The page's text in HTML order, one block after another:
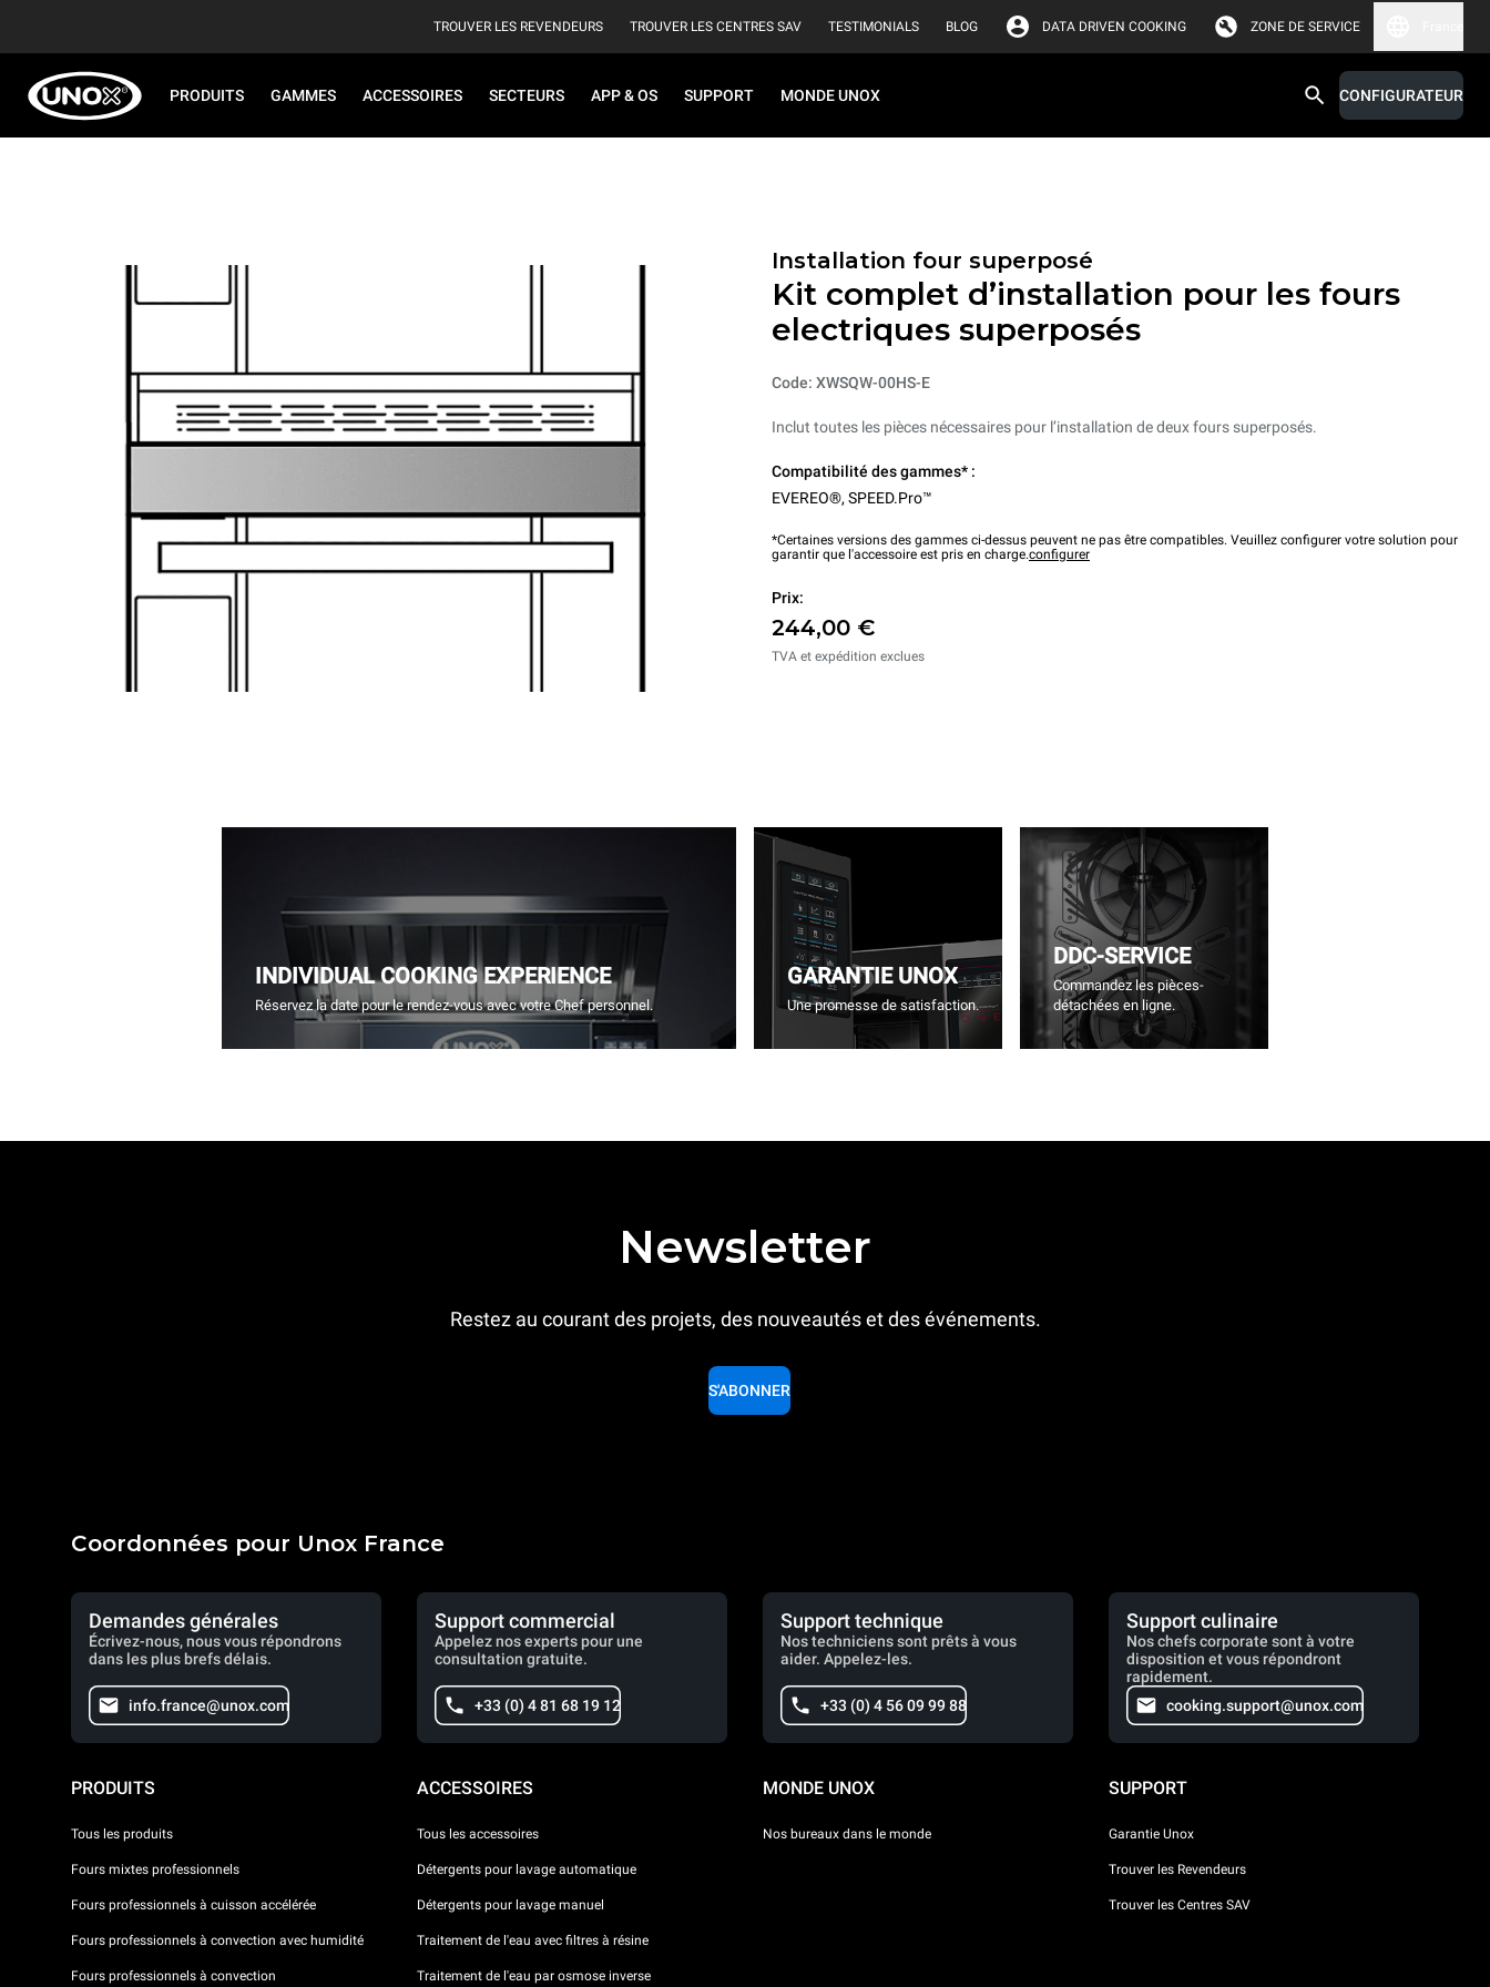
TROUVER LES REVENDEURS TROUVER LES CENTRES SAV TESTIMONIALS BLOG DATA DRIVEN COOKING ZONE DE SERVICE
PRODUITS GAMMES ACCESSOIRES SECTEURS APP & OS SUPPORT MONDE UNOX CONFIGURATEUR
Installation four superposé
Kit complet d’installation pour les fours
electriques superposés
Code: XWSQW-00HS-E
Inclut toutes les pièces nécessaires pour l’installation de deux fours superposés.
Compatibilité des gammes* :
EVEREO®, SPEED.Pro™
*Certaines versions des gammes ci-dessus peuvent ne pas être compatibles. Veuillez configurer votre solution pour
garantir que l'accessoire est pris en charge.configurer
Prix:
244,00 €
TVA et expédition exclues
INDIVIDUAL COOKING EXPERIENCE
Réservez la date pour le rendez-vous avec votre Chef personnel.
GARANTIE UNOX
Une promesse de satisfaction.
DDC-SERVICE
Commandez les pièces-
détachées en ligne.
Newsletter
Restez au courant des projets, des nouveautés et des événements.
S'ABONNER
Coordonnées pour Unox France
Demandes générales
Écrivez-nous, nous vous répondrons
dans les plus brefs délais.
info.france@unox.com
Support commercial
Appelez nos experts pour une
consultation gratuite.
+33 (0) 4 81 68 19 12
Support technique
Nos techniciens sont prêts à vous
aider. Appelez-les.
+33 (0) 4 56 09 99 88
Support culinaire
Nos chefs corporate sont à votre
disposition et vous répondront
rapidement.
cooking.support@unox.com
PRODUITS
Tous les produits
Fours mixtes professionnels
Fours professionnels à cuisson accélérée
Fours professionnels à convection avec humidité
Fours professionnels à convection
ACCESSOIRES
Tous les accessoires
Détergents pour lavage automatique
Détergents pour lavage manuel
Traitement de l'eau avec filtres à résine
Traitement de l'eau par osmose inverse
MONDE UNOX
Nos bureaux dans le monde
SUPPORT
Garantie Unox
Trouver les Revendeurs
Trouver les Centres SAV